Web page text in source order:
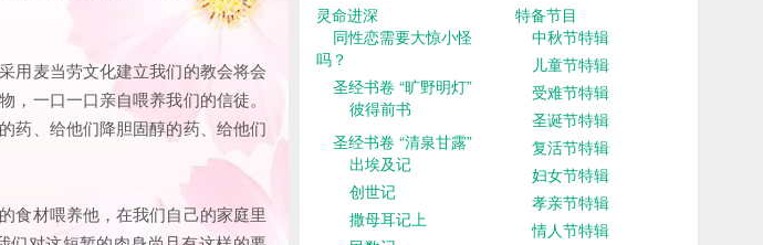
用麦当劳文化建立我们的教会将会
一口一口亲自喂养我们的信徒。
药、给他们降胆固醇的药、给他们
食材喂养他，在我们自己的家庭里
灵命进深
同性恋需要大惊小怪
吗？
圣经书卷 “旷野明灯”
彼得前书
圣经书卷 “清泉甘露”
出埃及记
创世记
撒母耳记上
特备节目
中秋节特辑
儿童节特辑
受难节特辑
圣诞节特辑
复活节特辑
妇女节特辑
孝亲节特辑
情人节特辑